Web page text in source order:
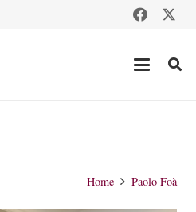
Home Paolo Foà